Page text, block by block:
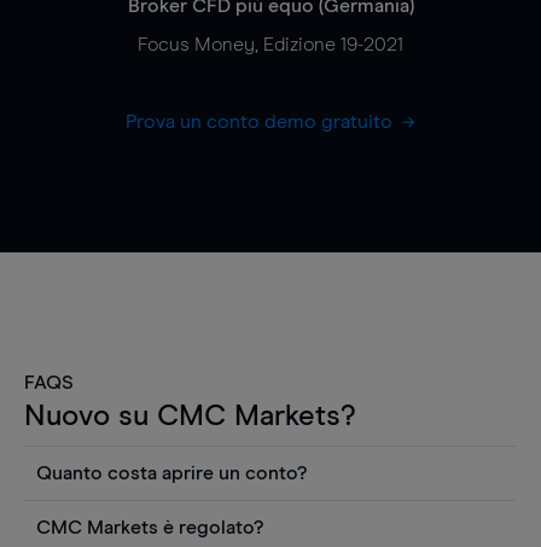
Broker CFD più equo (Germania)
Focus Money, Edizione 19-2021
Prova un conto demo gratuito
FAQS
Nuovo su CMC Markets?
Quanto costa aprire un conto?
Puoi anche visualizzare gratuitamente i prezzi e
CMC Markets è regolato?